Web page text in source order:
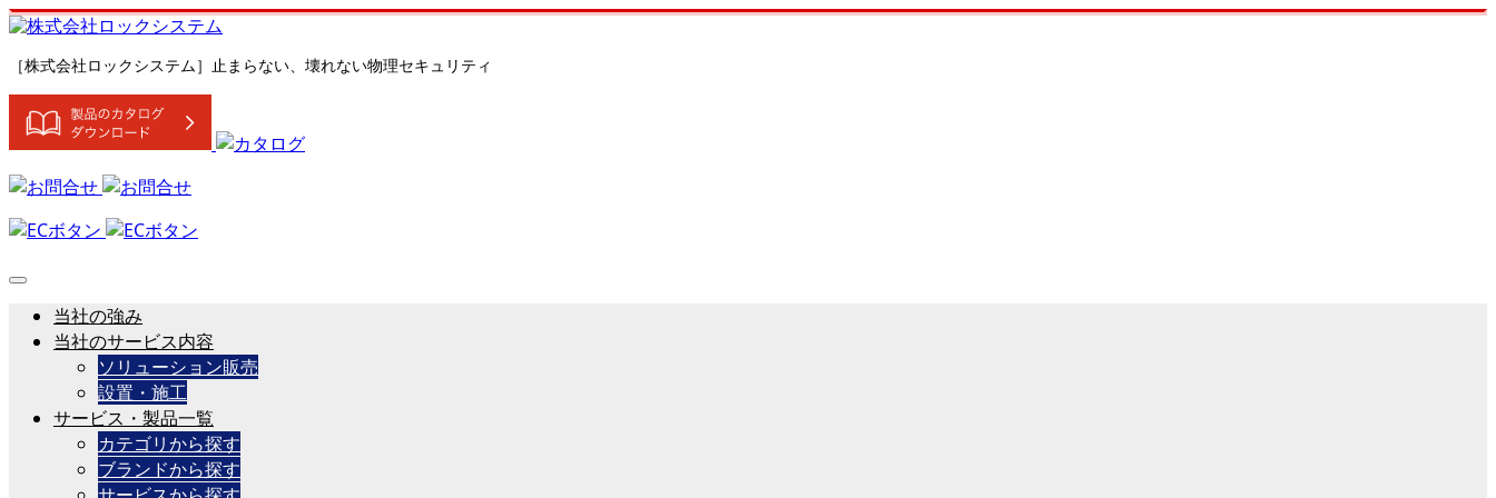
［株式会社ロックシステム］止まらない、壊れない物理セキュリティ
当社の強み
当社のサービス内容
ソリューション販売
設置・施工
サービス・製品一覧
カテゴリから探す
ブランドから探す